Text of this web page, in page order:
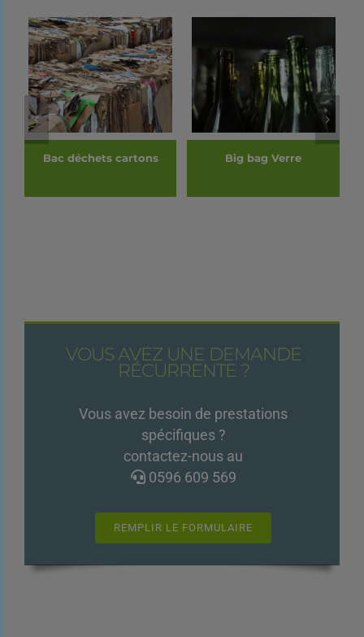
Bac déchets cartons Big bag Verre
VOUS AVEZ UNE DEMANDE
RÉCURRENTE ?
Vous avez besoin de prestations
spécifiques ?
contactez-nous au
0596 609 569
REMPLIR LE FORMULAIRE